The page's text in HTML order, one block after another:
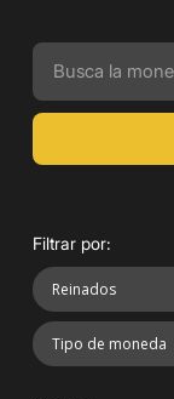
Filtrar por: